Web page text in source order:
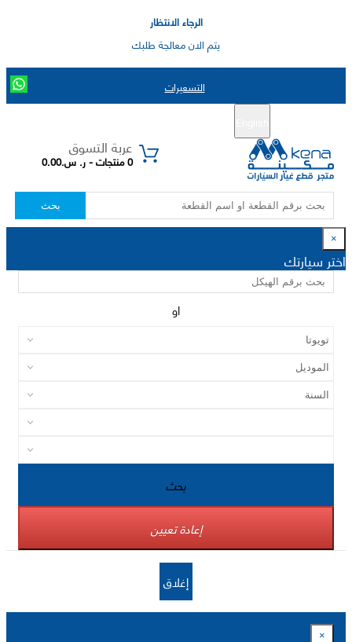
الرجاء الانتظار
يتم الان معالجة طلبك
التسعيرات
عربة التسوق
0 منتجات - ر. س.0.00
بحث
×
اختر سيارتك
او
بحث
إعادة تعيين
إغلاق
×